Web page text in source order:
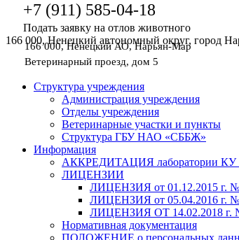
+7 (911) 585-04-18
Подать заявку на отлов животного
166 000, Ненецкий автономный округ, город
166 000, Ненецкий АО, Нарьян-Мар
Ветеринарный проезд, дом 5
Структура учреждения
Администрация учреждения
Отделы учреждения
Ветеринарные участки и пункты
Структура ГБУ НАО «СББЖ»
Информация
АККРЕДИТАЦИЯ лаборатории
ЛИЦЕНЗИИ
ЛИЦЕНЗИЯ от 01.12.2015 г. №
ЛИЦЕНЗИЯ от 05.04.2016 г. №
ЛИЦЕНЗИЯ ОТ 14.02.2018 г. №
Нормативная документация
ПОЛОЖЕНИЕ о персональных